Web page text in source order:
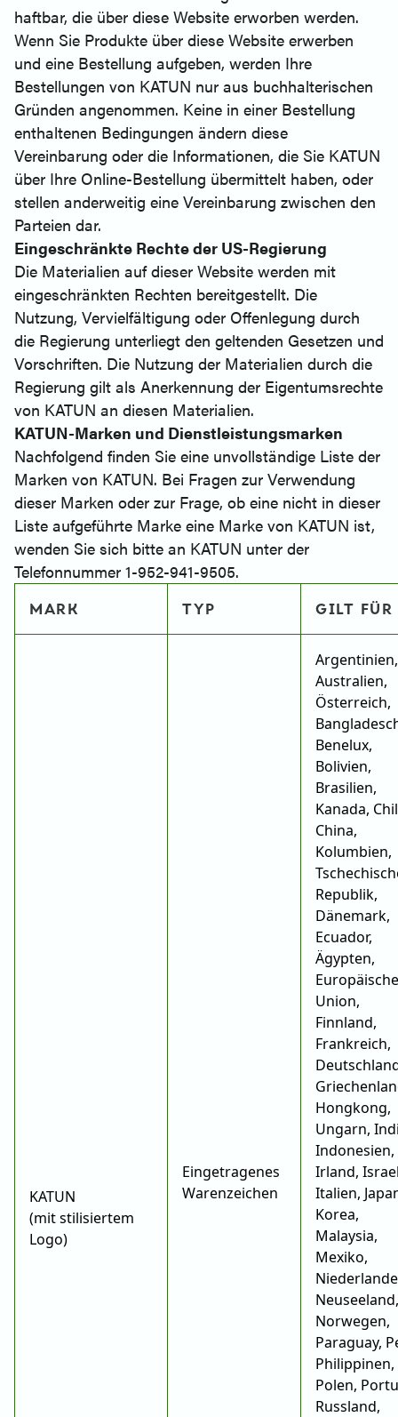
haftbar, die über diese Website erworben werden.
Wenn Sie Produkte über diese Website erwerben
und eine Bestellung aufgeben, werden Ihre
Bestellungen von KATUN nur aus buchhalterischen
Gründen angenommen. Keine in einer Bestellung
enthaltenen Bedingungen ändern diese
Vereinbarung oder die Informationen, die Sie KATUN
über Ihre Online-Bestellung übermittelt haben, oder
stellen anderweitig eine Vereinbarung zwischen den
Parteien dar.
Eingeschränkte Rechte der US-Regierung
Die Materialien auf dieser Website werden mit
eingeschränkten Rechten bereitgestellt. Die
Nutzung, Vervielfältigung oder Offenlegung durch
die Regierung unterliegt den geltenden Gesetzen und
Vorschriften. Die Nutzung der Materialien durch die
Regierung gilt als Anerkennung der Eigentumsrechte
von KATUN an diesen Materialien.
KATUN-Marken und Dienstleistungsmarken
Nachfolgend finden Sie eine unvollständige Liste der
Marken von KATUN. Bei Fragen zur Verwendung
dieser Marken oder zur Frage, ob eine nicht in dieser
Liste aufgeführte Marke eine Marke von KATUN ist,
wenden Sie sich bitte an KATUN unter der
Telefonnummer 1-952-941-9505.
MARK TYP GILT FÜR
KATUN
(mit stilisiertem
Logo)
Eingetragenes
Warenzeichen
Argentinien,
Australien,
Österreich,
Benelux,
Bolivien,
Brasilien,
Kanada,
China,
Kolumbien,
Republik,
Dänemark,
Ecuador,
Ägypten,
Europäische
Union,
Finnland,
Frankreich,
Hongkong,
Ungarn,
Indonesien,
Irland,
Italien,
Korea,
Malaysia,
Mexiko,
Neuseeland,
Norwegen,
Paraguay,
Philippinen,
Polen,
Russland,